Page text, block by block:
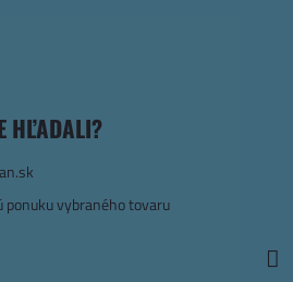
HĽADALI?
ponuku vybraného tovaru